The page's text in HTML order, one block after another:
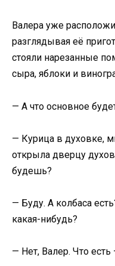
Валера уже
разглядывая её
стояли нарезанные
сыра, яблоки и
— А что основное
— Курица в духовке,
открыла дверцу
будешь?
— Буду. А колбаса
какая-нибудь?
— Нет, Валер. Что есть